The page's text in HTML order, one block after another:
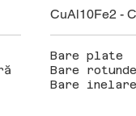
CuAl10Fe2 -
Bare plate
Bare rotunde
Bare inelare